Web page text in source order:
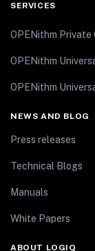
SERVICES
OPENithm Private
OPENithm
OPENithm
NEWS AND BLOG
Press releases
Technical Blogs
Manuals
White Papers
ABOUT LOGIQ